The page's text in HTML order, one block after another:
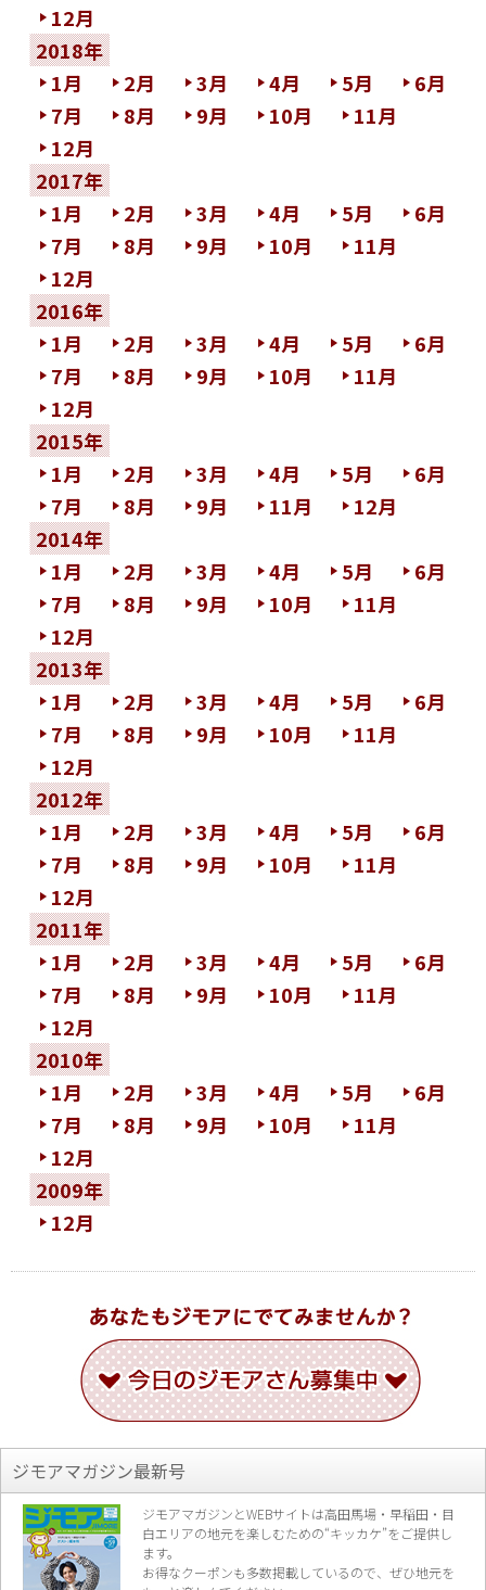
12月
2018年
1月
2月 3月 4月 5月
6月
7月
8月 9月 10月
11月
12月
2017年
1月
2月 3月 4月 5月
6月
7月
8月 9月 10月
11月
12月
2016年
1月
2月 3月 4月 5月
6月
7月
8月 9月 10月
11月
12月
2015年
1月
2月 3月 4月 5月
6月
7月
8月 9月 11月
12月
2014年
1月
2月 3月 4月 5月
6月
7月
8月 9月 10月
11月
12月
2013年
1月
2月 3月 4月 5月
6月
7月
8月 9月 10月
11月
12月
2012年
1月
2月 3月 4月 5月
6月
7月
8月 9月 10月
11月
12月
2011年
1月
2月 3月 4月 5月
6月
7月
8月 9月 10月
11月
12月
2010年
1月
2月 3月 4月 5月
6月
7月
8月 9月 10月
11月
12月
2009年
12月
ジモアマガジン最新号
ジモアマガジンとWEBサイトは高田馬場・早稲田・目
白エリアの地元を楽しむための“キッカケ”をご提供し
ます。
お得なクーポンも多数掲載しているので、 ぜひ地元を